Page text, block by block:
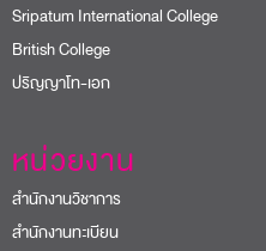
Sripatum International College
British College
ปริญญาโท-เอก
หน่วยงาน
สำนักงานวิชาการ
สำนักงานทะเบียน